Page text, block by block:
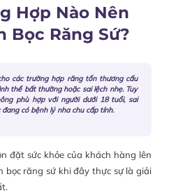
Hợp Nào Nên
Bọc Răng Sứ?
các trường hợp răng tổn thương cấu
thể bất thường hoặc sai lệch nhẹ. Tuy
phù hợp với người dưới 18 tuổi, sai
có bệnh lý nha chu cấp tính.
đặt sức khỏe của khách hàng lên
bọc răng sứ khi đây thực sự là giải